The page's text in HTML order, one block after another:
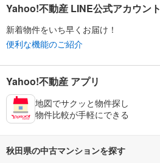
Yahoo!不動産 LINE公式アカウント
新着物件をいち早くお届け！
便利な機能のご紹介
Yahoo!不動産 アプリ
地図でサクッと物件探し
物件比較が手軽にできる
秋田県の中古マンションを探す